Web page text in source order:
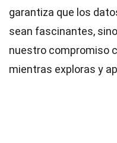
garantiza que los
sean fascinantes,
nuestro compromiso
mientras exploras y